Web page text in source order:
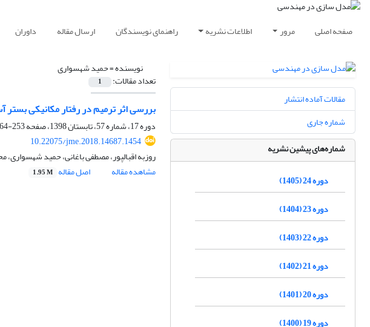
صفحه اصلی مرور اطلاعات نشریه راهنمای نویسندگان ارسال مقاله داوران
نویسنده =حمید شهسواری
تعداد مقالات: 1
بررسی اثر ترمیم در رفتار مکانیکی
دوره 17، شماره 57، تابستان 1398، صفحه
253-264
10.22075/jme.2018.14687.1454
روزبه اقبالپور، مصطفی باغانی، حمید
مشاهده مقاله
اصل مقاله 1.95 M
مقالات آماده انتشار
شماره جاری
شماره‌های پیشین نشریه
دوره 24 (1405)
دوره 23 (1404)
دوره 22 (1403)
دوره 21 (1402)
دوره 20 (1401)
دوره 19 (1400)